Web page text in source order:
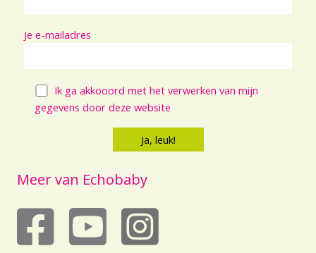
Je e-mailadres
Ik ga akkooord met het verwerken van mijn
gegevens door deze website
Meer van Echobaby
echobaby op youtube